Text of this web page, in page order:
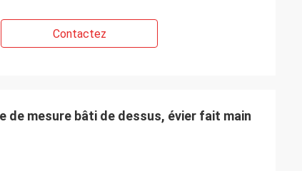
Contactez
de mesure bâti de dessus, évier fait main